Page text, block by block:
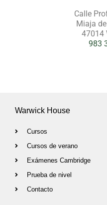
Calle
Miaja
47014
983
Warwick House
Cursos
Cursos de verano
Exámenes Cambridge
Prueba de nivel
Contacto